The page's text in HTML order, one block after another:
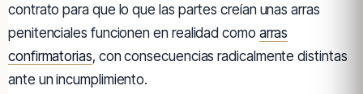
contrato para que lo que las partes creían unas arras
penitenciales funcionen en realidad como arras
confirmatorias, con consecuencias radicalmente distintas
ante un incumplimiento.